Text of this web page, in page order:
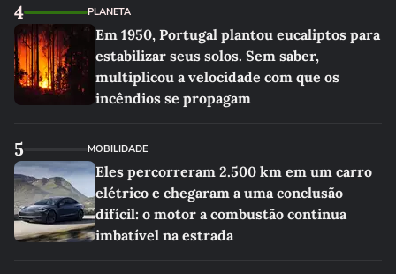
4 PLANETA
Em 1950, Portugal plantou eucaliptos para
estabilizar seus solos. Sem saber,
multiplicou a velocidade com que os
incêndios se propagam
5 MOBILIDADE
Eles percorreram 2.500 km em um carro
elétrico e chegaram a uma conclusão
difícil: o motor a combustão continua
imbatível na estrada